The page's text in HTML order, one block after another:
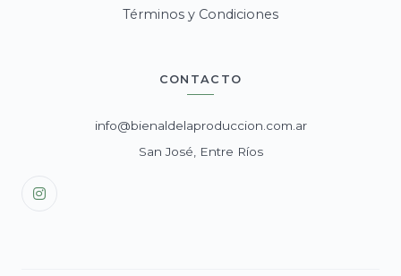
Términos y Condiciones
CONTACTO
info@bienaldelaproduccion.com.ar
San José, Entre Ríos